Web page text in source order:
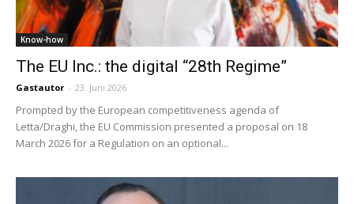
Know-how
The EU Inc.: the digital “28th Regime”
Gastautor - 23. Juni 2026
Prompted by the European competitiveness agenda of
Letta/Draghi, the EU Commission presented a proposal on 18
March 2026 for a Regulation on an optional...